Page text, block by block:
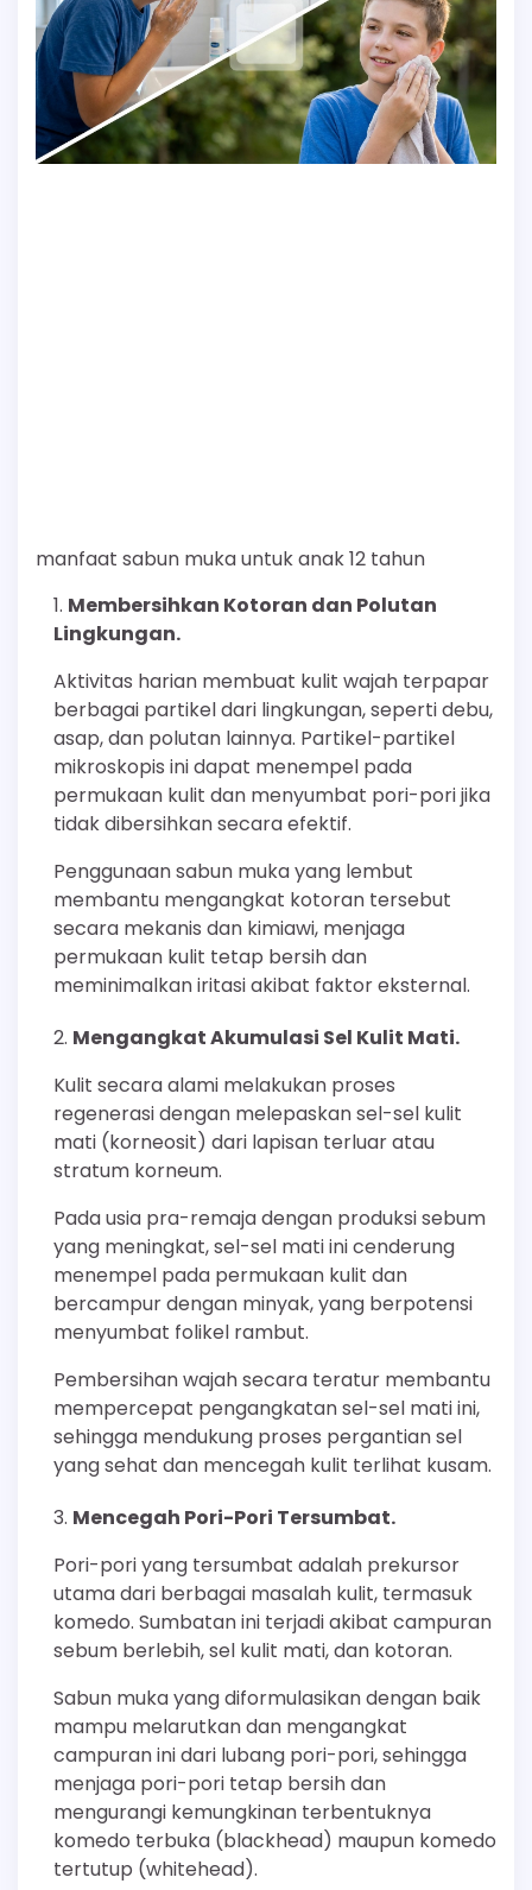
manfaat sabun muka untuk anak 12 tahun
Membersihkan Kotoran dan Polutan
Lingkungan.
Aktivitas harian membuat kulit wajah terpapar
berbagai partikel dari lingkungan, seperti debu,
asap, dan polutan lainnya. Partikel-partikel
mikroskopis ini dapat menempel pada
permukaan kulit dan menyumbat pori-pori jika
tidak dibersihkan secara efektif.
Penggunaan sabun muka yang lembut
membantu mengangkat kotoran tersebut
secara mekanis dan kimiawi, menjaga
permukaan kulit tetap bersih dan
meminimalkan iritasi akibat faktor eksternal.
Mengangkat Akumulasi Sel Kulit Mati.
Kulit secara alami melakukan proses
regenerasi dengan melepaskan sel-sel kulit
mati (korneosit) dari lapisan terluar atau
stratum korneum.
Pada usia pra-remaja dengan produksi sebum
yang meningkat, sel-sel mati ini cenderung
menempel pada permukaan kulit dan
bercampur dengan minyak, yang berpotensi
menyumbat folikel rambut.
Pembersihan wajah secara teratur membantu
mempercepat pengangkatan sel-sel mati ini,
sehingga mendukung proses pergantian sel
yang sehat dan mencegah kulit terlihat kusam.
Mencegah Pori-Pori Tersumbat.
Pori-pori yang tersumbat adalah prekursor
utama dari berbagai masalah kulit, termasuk
komedo. Sumbatan ini terjadi akibat campuran
sebum berlebih, sel kulit mati, dan kotoran.
Sabun muka yang diformulasikan dengan baik
mampu melarutkan dan mengangkat
campuran ini dari lubang pori-pori, sehingga
menjaga pori-pori tetap bersih dan
mengurangi kemungkinan terbentuknya
komedo terbuka (blackhead) maupun komedo
tertutup (whitehead).